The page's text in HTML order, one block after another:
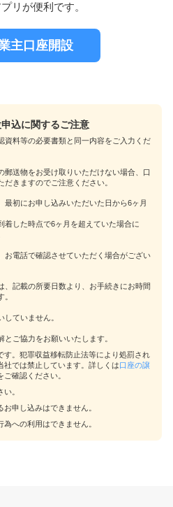
リが便利です。
主口座開設
込に関するご注意
資料等の必要書類と同一内容をご入力くだ
郵送物をお受け取りいただけない場合、口
きますのでご注意ください。
最初にお申し込みいただいた日から6ヶ月
着した時点で6ヶ月を超えていた場合に
お電話で確認させていただく場合がござい
、記載の所要日数より、お手続きにお時間
していません。
ご協力をお願いいたします。
す。犯罪収益移転防止法等により処罰され
社では禁止しています。詳しくは口座の譲
ご確認ください。
。
申し込みはできません。
への利用はできません。